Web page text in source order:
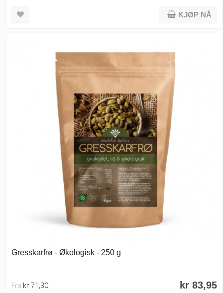
KJØP NÅ
Gresskarfrø - Økologisk - 250 g
kr 83,95
Fra kr 71,30